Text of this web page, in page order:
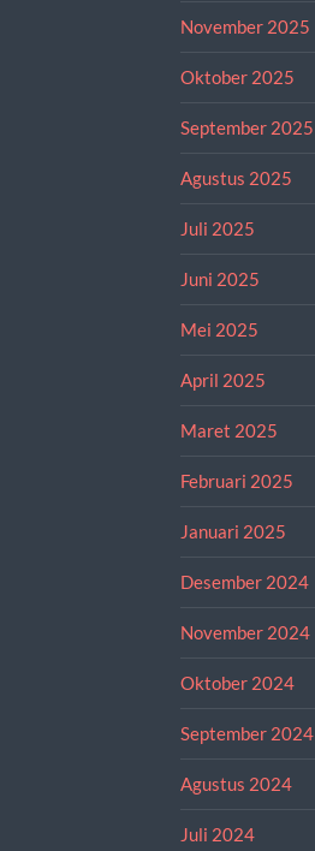
November 2025
Oktober 2025
September 2025
Agustus 2025
Juli 2025
Juni 2025
Mei 2025
April 2025
Maret 2025
Februari 2025
Januari 2025
Desember 2024
November 2024
Oktober 2024
September 2024
Agustus 2024
Juli 2024